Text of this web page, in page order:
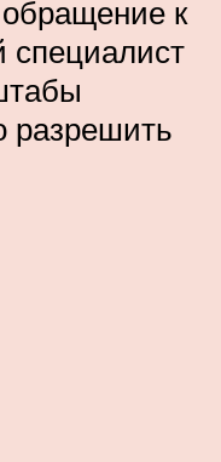
к
специалист
разрешить